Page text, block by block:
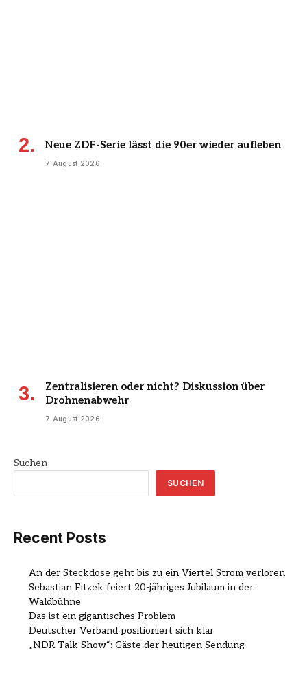
Neue ZDF-Serie lässt die 90er wieder aufleben
7 August 2026
Zentralisieren oder nicht? Diskussion über
Drohnenabwehr
7 August 2026
Suchen
SUCHEN
Recent Posts
An der Steckdose geht bis zu ein Viertel Strom verloren
Sebastian Fitzek feiert 20-jähriges Jubiläum in der
Waldbühne
Das ist ein gigantisches Problem
Deutscher Verband positioniert sich klar
„NDR Talk Show“: Gäste der heutigen Sendung